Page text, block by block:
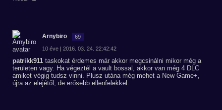
Arnybiro 69
10 éve | 2016. 03. 24. 22:42:42
patrikk911 taskokat érdemes már akkor megcsinálni mikor még a
területen vagy. Ha végeztél a vault bossal, akkor van még 4 DLC
amiket végig tudsz vinni. Plusz utána még mehet a New Game+,
újra az elejétől, de erősebb ellenfelekkel.